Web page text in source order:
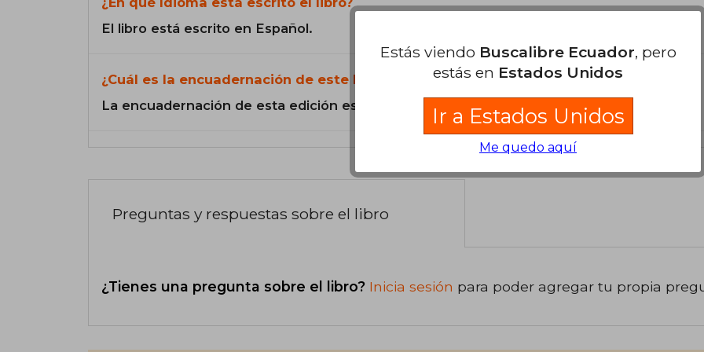
El libro está escrito en Español.
¿Cuál es la encuadernación de este libro?
La encuadernación de esta edición es Tapa Blanda.
Preguntas y respuestas sobre el libro
¿Tienes una pregunta sobre el libro? Inicia sesión para poder agregar tu propia
Estás viendo Buscalibre Ecuador, pero
estás en Estados Unidos
Ir a Estados Unidos
Me quedo aquí